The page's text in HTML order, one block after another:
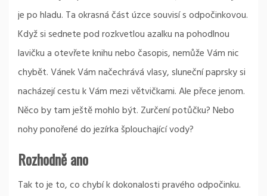
je po hladu. Ta okrasná část úzce souvisí s odpočinkovou.
Když si sednete pod rozkvetlou azalku na pohodlnou
lavičku a otevřete knihu nebo časopis, nemůže Vám nic
chybět. Vánek Vám načechrává vlasy, sluneční paprsky si
nacházejí cestu k Vám mezi větvičkami. Ale přece jenom.
Něco by tam ještě mohlo být. Zurčení potůčku? Nebo
nohy ponořené dojezírka šplouchající vody?
Rozhodně ano
Tak to je to, co chybí k dokonalosti pravého odpočinku.